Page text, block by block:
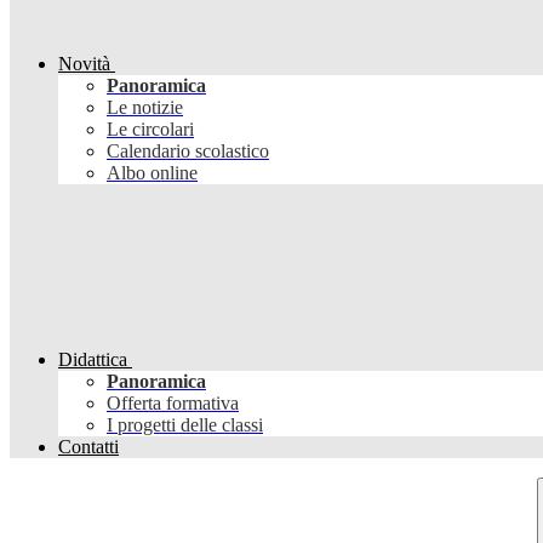
Novità
Panoramica
Le notizie
Le circolari
Calendario scolastico
Albo online
Didattica
Panoramica
Offerta formativa
I progetti delle classi
Contatti